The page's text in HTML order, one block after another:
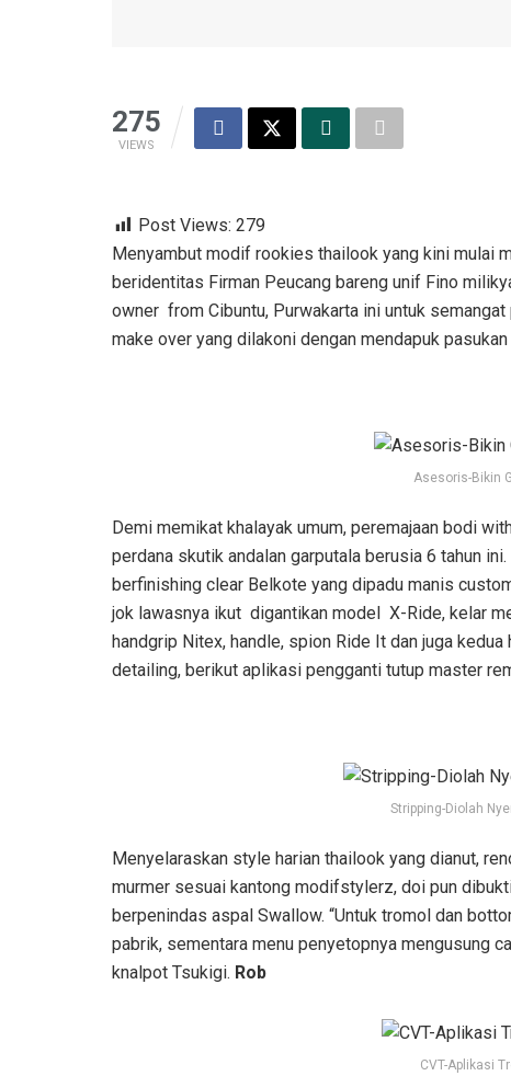
275
VIEWS
Post Views: 279
Menyambut modif rookies thailook yang kini mulai
beridentitas Firman Peucang bareng unif Fino
owner from Cibuntu, Purwakarta ini untuk
make over yang dilakoni dengan mendapuk
Asesoris-Bikin
Demi memikat khalayak umum, peremajaan bodi
perdana skutik andalan garputala berusia 6 tahun
berfinishing clear Belkote yang dipadu manis
jok lawasnya ikut digantikan model X-Ride, kelar
handgrip Nitex, handle, spion Ride It dan juga
detailing, berikut aplikasi pengganti tutup master
Stripping-Diolah
Menyelaraskan style harian thailook yang dianut,
murmer sesuai kantong modifstylerz, doi pun
berpenindas aspal Swallow. “Untuk tromol dan
pabrik, sementara menu penyetopnya mengusung
knalpot Tsukigi. Rob
CVT-Aplikasi